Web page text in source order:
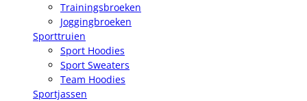
Trainingsbroeken
Joggingbroeken
Sporttruien
Sport Hoodies
Sport Sweaters
Team Hoodies
Sportjassen